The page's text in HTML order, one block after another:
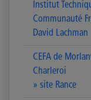
Institut
Communauté
David Lachman
CEFA de
Charleroi
» site Rance